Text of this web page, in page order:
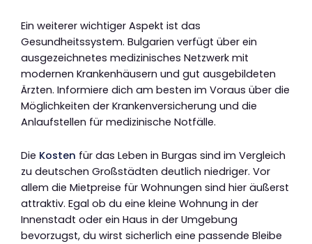
Ein weiterer wichtiger Aspekt ist das
Gesundheitssystem. Bulgarien verfügt über ein
ausgezeichnetes medizinisches Netzwerk mit
modernen Krankenhäusern und gut ausgebildeten
Ärzten. Informiere dich am besten im Voraus über die
Möglichkeiten der Krankenversicherung und die
Anlaufstellen für medizinische Notfälle.
Die Kosten für das Leben in Burgas sind im Vergleich
zu deutschen Großstädten deutlich niedriger. Vor
allem die Mietpreise für Wohnungen sind hier äußerst
attraktiv. Egal ob du eine kleine Wohnung in der
Innenstadt oder ein Haus in der Umgebung
bevorzugst, du wirst sicherlich eine passende Bleibe